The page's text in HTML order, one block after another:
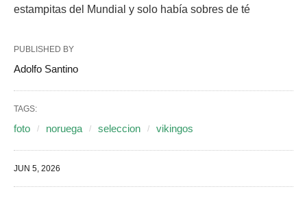
estampitas del Mundial y solo había sobres de té
PUBLISHED BY
Adolfo Santino
TAGS:
foto noruega seleccion vikingos
JUN 5, 2026